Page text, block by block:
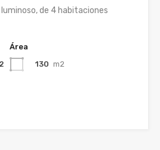
de 4 habitaciones
2
Área
130 m2